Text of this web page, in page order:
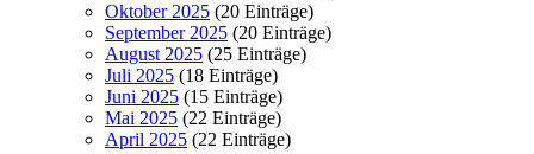
Oktober 2025 (20 Einträge)
September 2025 (20 Einträge)
August 2025 (25 Einträge)
Juli 2025 (18 Einträge)
Juni 2025 (15 Einträge)
Mai 2025 (22 Einträge)
April 2025 (22 Einträge)